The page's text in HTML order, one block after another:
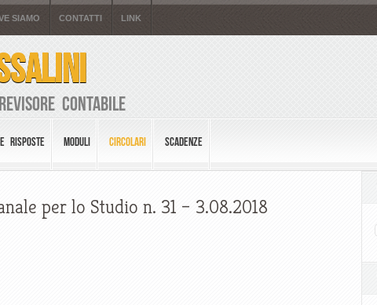
SIAMO CONTATTI LINK
Contabile
RISPOSTE MODULI CIRCOLARI SCADENZE
per lo Studio n. 31 – 3.08.2018